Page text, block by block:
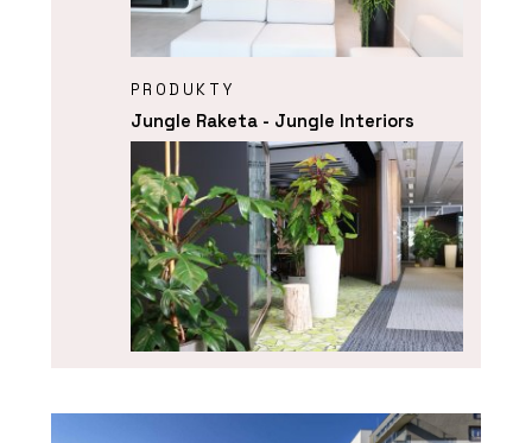
PRODUKTY
Jungle Raketa - Jungle Interiors
Pronájem rostlin s péčí - Jungle